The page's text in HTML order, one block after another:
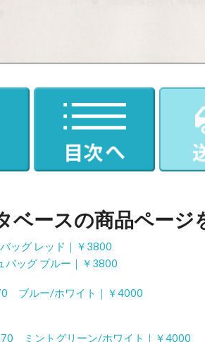
ベースの商品ページ
ッグ レッド｜￥3800
バッグ ブルー｜￥3800
ブルー/ホワイト｜￥4000
ミントグリーン/ホワイト｜￥4000